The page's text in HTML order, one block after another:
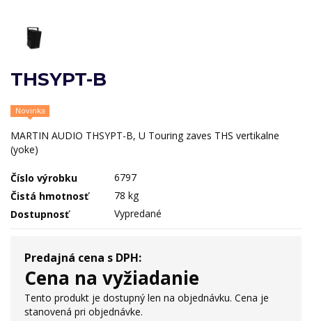
THSYPT-B
Novinka
MARTIN AUDIO THSYPT-B, U Touring zaves THS vertikalne
(yoke)
Číslo výrobku
6797
Čistá hmotnosť
78 kg
Dostupnosť
Vypredané
Predajná cena s DPH:
Cena na vyžiadanie
Tento produkt je dostupný len na objednávku. Cena je
stanovená pri objednávke.